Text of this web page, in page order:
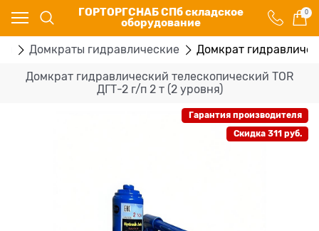
ГОРТОРГСНАБ СПб складское
оборудование
0
Домкраты гидравлические Домкрат
Домкрат гидравлический телескопический TOR
ДГТ-2 г/п 2 т (2 уровня)
Гарантия производителя
Скидка 311 руб.